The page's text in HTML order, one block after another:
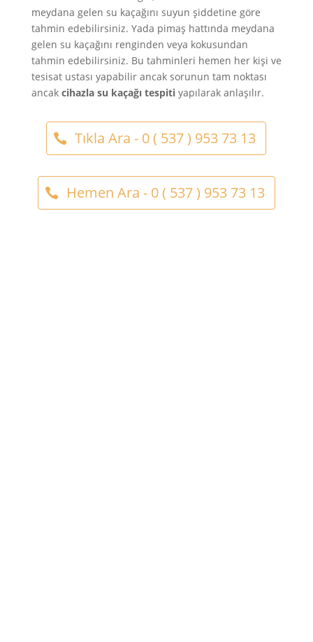
meydana gelen su kaçağını suyun şiddetine göre
tahmin edebilirsiniz. Yada pimaş hattında meydana
gelen su kaçağını renginden veya kokusundan
tahmin edebilirsiniz. Bu tahminleri hemen her kişi ve
tesisat ustası yapabilir ancak sorunun tam noktası
ancak cihazla su kaçağı tespitiyapılarak anlaşılır.
Tıkla Ara - 0 ( 537 ) 953 73 13
Hemen Ara - 0 ( 537 ) 953 73 13